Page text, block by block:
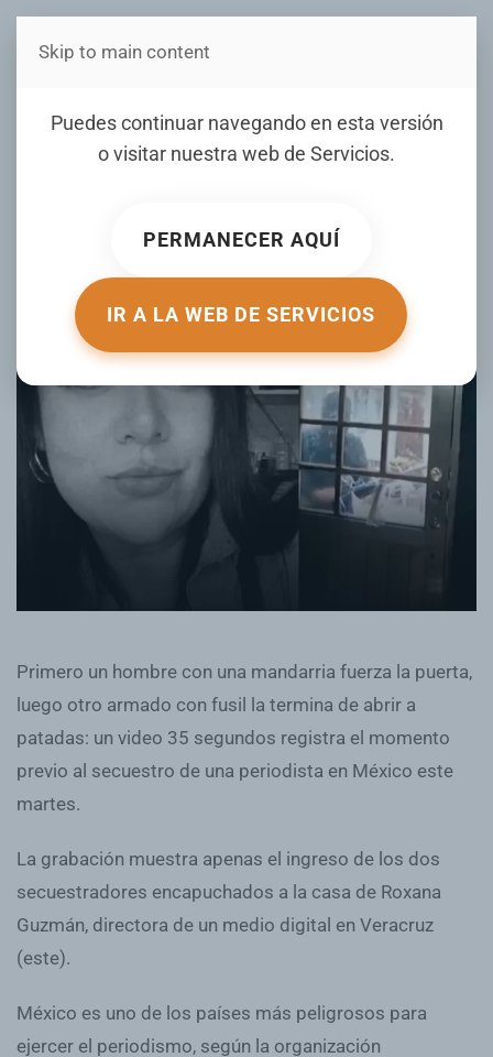
Estás en Telenord Medios
Puedes continuar navegando en esta versión
o visitar nuestra web de Servicios.
PERMANECER AQUÍ
IR A LA WEB DE SERVICIOS
Skip to main content
Secuestro de periodista en
México queda grabado en
ESCRITO POR DIARIOLIBRE.COM EL03 JUNIO 2026
Primero un hombre con una mandarria fuerza la puerta,
luego otro armado con fusil la termina de abrir a
patadas: un video 35 segundos registra el momento
previo al secuestro de una periodista en México este
martes.
La grabación muestra apenas el ingreso de los dos
secuestradores encapuchados a la casa de Roxana
Guzmán, directora de un medio digital en Veracruz
(este).
México es uno de los países más peligrosos para
ejercer el periodismo, según la organización